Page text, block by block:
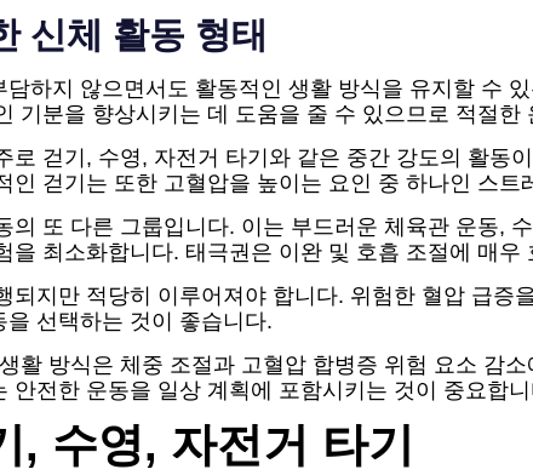
신체 활동 형태
하지 않으면서도 활동적인 생활 방식을 유지할 수
기분을 향상시키는 데 도움을 줄 수 있으므로 적절
걷기, 수영, 자전거 타기와 같은 중간 강도의 활동
인 걷기는 또한 고혈압을 높이는 요인 중 하나인 스트
의 또 다른 그룹입니다. 이는 부드러운 체육관 운동,
을 최소화합니다. 태극권은 이완 및 호흡 조절에 매
되지만 적당히 이루어져야 합니다. 위험한 혈압 급
선택하는 것이 좋습니다.
활 방식은 체중 조절과 고혈압 합병증 위험 요소 감
안전한 운동을 일상 계획에 포함시키는 것이 중요합
수영, 자전거 타기